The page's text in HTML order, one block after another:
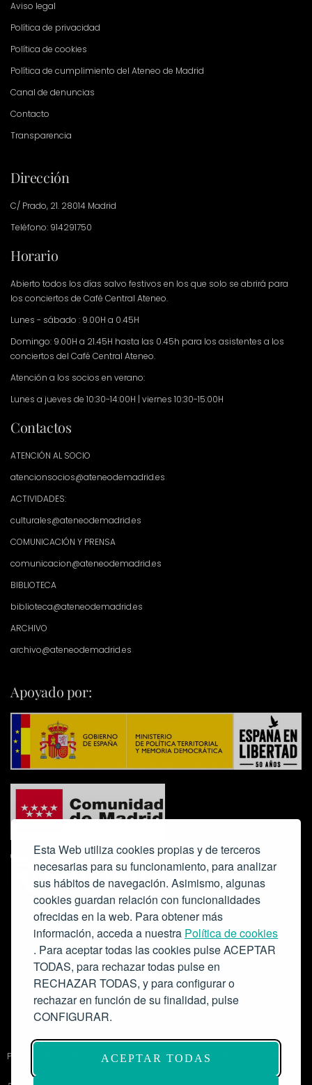
Esta Web utiliza cookies propias y de terceros
necesarias para su funcionamiento, para analizar
sus hábitos de navegación. Asimismo, algunas
cookies guardan relación con funcionalidades
ofrecidas en la web. Para obtener más
información, acceda a nuestra Política de cookies
. Para aceptar todas las cookies pulse ACEPTAR
TODAS, para rechazar todas pulse en
RECHAZAR TODAS, y para configurar o
rechazar en función de su finalidad, pulse
CONFIGURAR.
ACEPTAR TODAS
Aviso legal
Política de privacidad
Política de cookies
Política de cumplimiento del Ateneo de Madrid
Canal de denuncias
Contacto
Transparencia
Dirección
C/ Prado, 21. 28014 Madrid
Teléfono: 914291750
Horario
Abierto todos los días salvo festivos en los que solo se abrirá para
los conciertos de Café Central Ateneo.
Lunes - sábado : 9.00H a 0.45H
Domingo: 9.00H a 21.45H hasta las 0.45h para los asistentes a los
conciertos del Café Central Ateneo.
Atención a los socios en verano:
Lunes a jueves de 10:30-14:00H | viernes 10:30-15:00H
Contactos
ATENCIÓN AL SOCIO
atencionsocios@ateneodemadrid.es
ACTIVIDADES:
culturales@ateneodemadrid.es
COMUNICACIÓN Y PRENSA
comunicacion@ateneodemadrid.es
BIBLIOTECA
biblioteca@ateneodemadrid.es
ARCHIVO
archivo@ateneodemadrid.es
Apoyado por:
Colabora:
Proyecto de modernización de infraestructuras y digitalización del
Salón de Actos del Ateneo de Madrid como espacio escénico-musical.